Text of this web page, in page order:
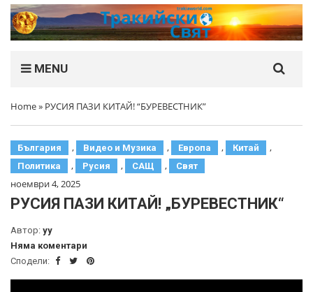
MENU
Home» РУСИЯ ПАЗИ КИТАЙ! “БУРЕВЕСТНИК”
България , Видео и Музика , Европа , Китай ,
Политика , Русия , САЩ , Свят
ноември 4, 2025
РУСИЯ ПАЗИ КИТАЙ! „БУРЕВЕСТНИК“
Автор: yy
Няма коментари
Сподели: